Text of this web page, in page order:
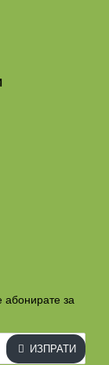
абонирате за
ИЗПРАТИ